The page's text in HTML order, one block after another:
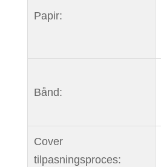
Papir:
Bånd:
Cover
tilpasningsproces: